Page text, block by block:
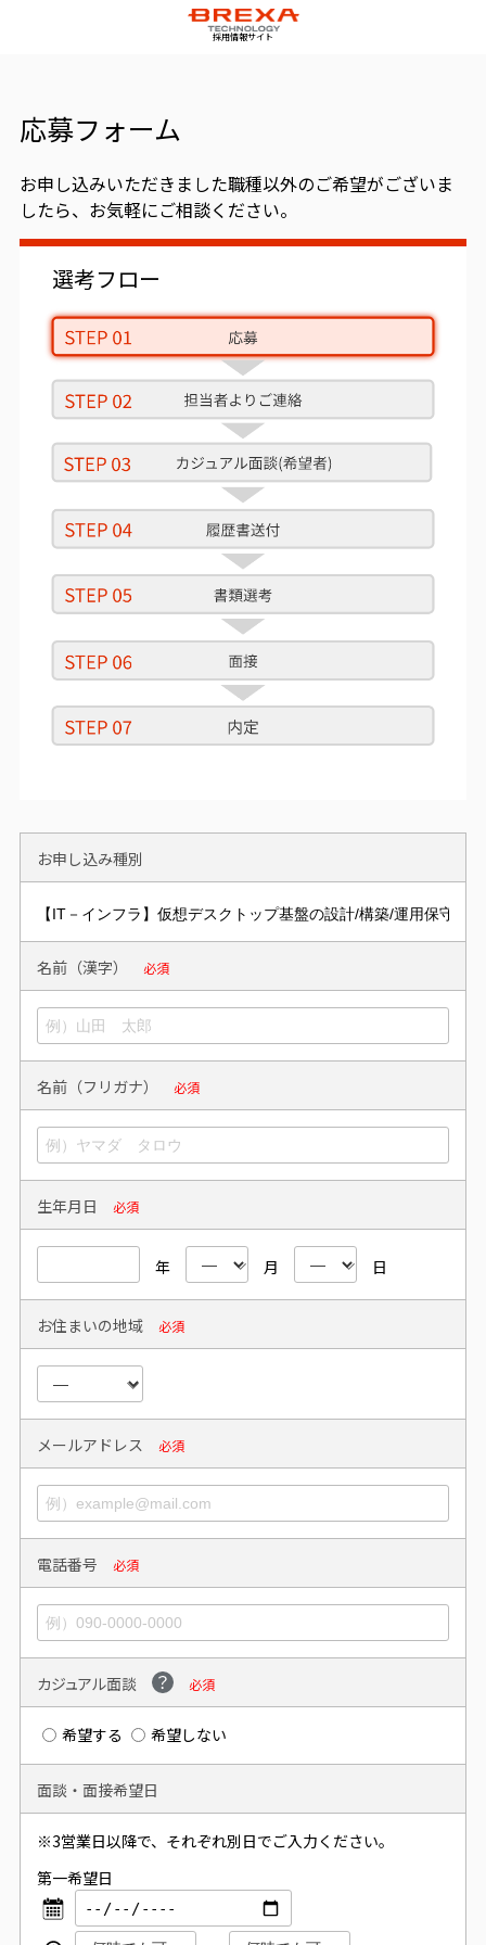
採用情報サイト
応募フォーム
お申し込みいただきました職種以外のご希望がございま
したら、お気軽にご相談ください。
選考フロー
お申し込み種別
名前（漢字） 必須
名前（フリガナ） 必須
生年月日 必須
年 月 日
お住まいの地域 必須
メールアドレス 必須
電話番号 必須
カジュアル面談 必須
希望する 希望しない
面談・面接希望日
※3営業日以降で、それぞれ別日でご入力ください。
第一希望日